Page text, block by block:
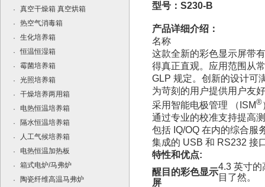
·
真空干燥箱 真空烘箱
·
热空气消毒箱
·
生化培养箱
·
恒温恒湿箱
·
霉菌培养箱
·
光照培养箱
·
干燥培养两用箱
·
电热恒温培养箱
·
隔水恒温培养箱
·
人工气候培养箱
·
电热恒温加热板
·
箱式电炉/马弗炉
·
陶瓷纤维高温马弗炉
型号：S230-B
产品详细介绍：
名称
这款全新的彩色显示屏带
得真正直观。应用范围从
GLP 规定。创新的设计可
为苛刻的用户提供用户友
采用智能电极管理 （ISM®
通过专业的校准支持提高
包括 IQ/OQ 在内的综合服
集成的 USB 和 RS232 接
特性和优点:
醒目的彩色显示
屏
4.3 英寸的
目了然。